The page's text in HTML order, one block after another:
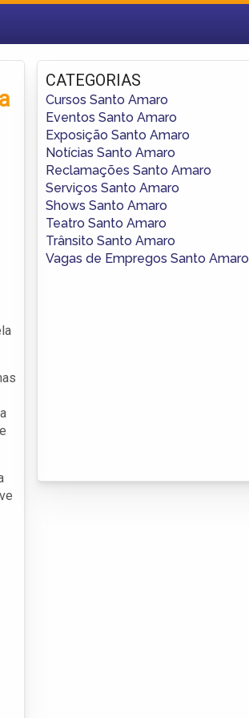
Fazer login
Criar conta
CATEGORIAS
Cursos Santo Amaro
Eventos Santo Amaro
Exposição Santo Amaro
Notícias Santo Amaro
Reclamações Santo Amaro
Serviços Santo Amaro
Shows Santo Amaro
Teatro Santo Amaro
Trânsito Santo Amaro
Vagas de Empregos Santo Amaro